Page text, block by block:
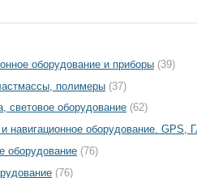
оборудование и приборы (39)
полимеры (37)
световое оборудование (62)
и навигационное оборудование.
оборудование (76)
(76)